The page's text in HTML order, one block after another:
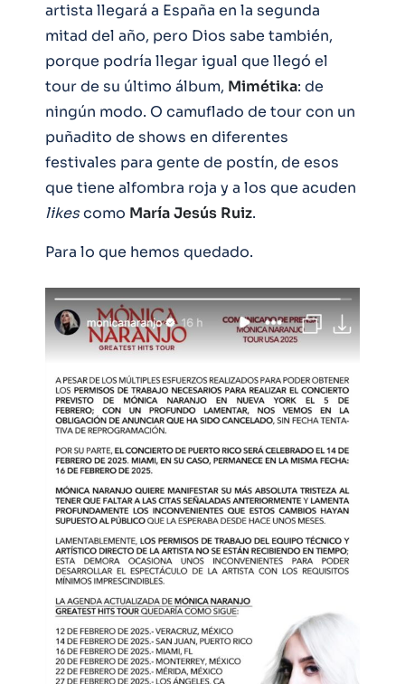
artista llegará a España en la segunda
mitad del año, pero Dios sabe también,
porque podría llegar igual que llegó el
tour de su último álbum, Mimétika: de
ningún modo. O camuflado de tour con un
puñadito de shows en diferentes
festivales para gente de postín, de esos
que tiene alfombra roja y a los que acuden
likescomo MaríaJesús Ruiz.
Para lo que hemos quedado.